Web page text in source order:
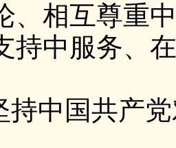
、相互尊重
持中服务、
持中国共产